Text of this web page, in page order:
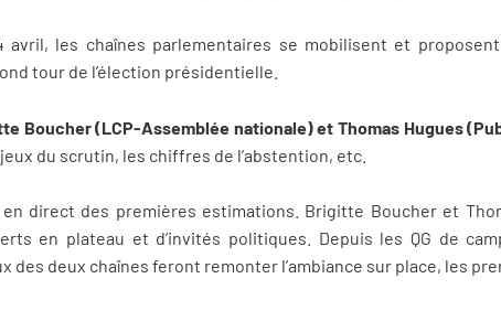
avril, les chaînes parlementaires se mobilisent et
tour de l’élection présidentielle.
Boucher (LCP-Assemblée nationale) et Thomas Hugues
du scrutin, les chiffres de l’abstention, etc.
direct des premières estimations. Brigitte Boucher et
en plateau et d’invités politiques. Depuis les QG de
des deux chaînes feront remonter l’ambiance sur place, les